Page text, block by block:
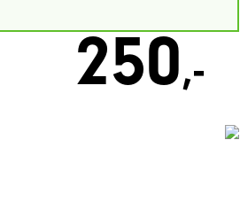
250,-